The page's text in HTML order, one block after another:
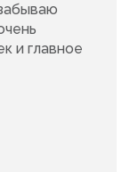
и главное